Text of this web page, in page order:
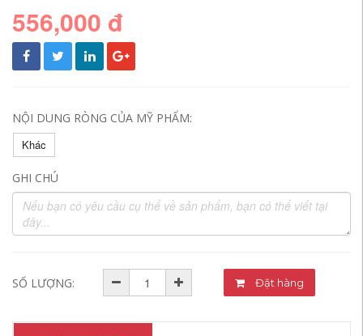
556,000 đ
NỘI DUNG RÒNG CỦA MỸ PHẨM:
Khác
GHI CHÚ
SỐ LƯỢNG: Đặt hàng